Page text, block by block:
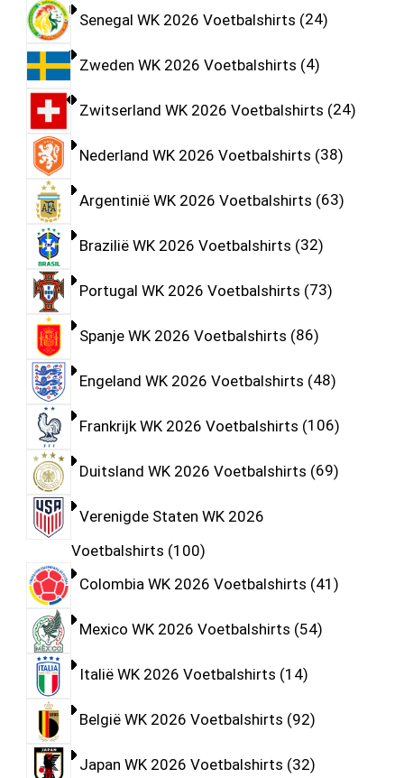
Senegal WK 2026 Voetbalshirts 24
Zweden WK 2026 Voetbalshirts 4
Zwitserland WK 2026 Voetbalshirts 24
Nederland WK 2026 Voetbalshirts 38
Argentinië WK 2026 Voetbalshirts 63
Brazilië WK 2026 Voetbalshirts 32
Portugal WK 2026 Voetbalshirts 73
Spanje WK 2026 Voetbalshirts 86
Engeland WK 2026 Voetbalshirts 48
Frankrijk WK 2026 Voetbalshirts 106
Duitsland WK 2026 Voetbalshirts 69
Verenigde Staten WK 2026
Voetbalshirts 100
Colombia WK 2026 Voetbalshirts 41
Mexico WK 2026 Voetbalshirts 54
Italië WK 2026 Voetbalshirts 14
België WK 2026 Voetbalshirts 92
Japan WK 2026 Voetbalshirts 32